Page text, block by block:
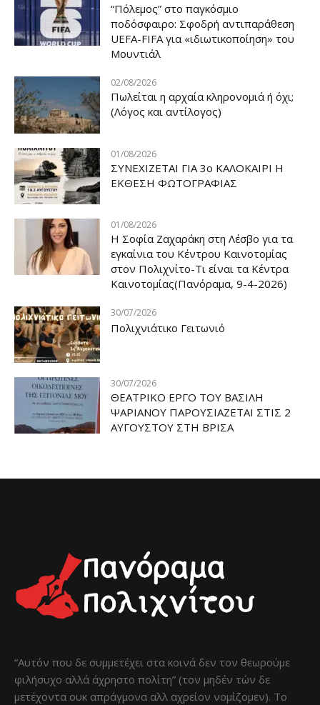
“Πόλεμος” στο παγκόσμιο
ποδόσφαιρο: Σφοδρή αντιπαράθεση
UEFA-FIFA για «ιδιωτικοποίηση» του
Μουντιάλ
02/08/2026
Πωλείται η αρχαία κληρονομιά ή όχι;
(Λόγος και αντίλογος)
01/08/2026
ΣΥΝΕΧΙΖΕΤΑΙ ΓΙΑ 3ο ΚΑΛΟΚΑΙΡΙ Η
ΕΚΘΕΣΗ ΦΩΤΟΓΡΑΦΙΑΣ
01/08/2026
Η Σοφία Ζαχαράκη στη Λέσβο για τα
εγκαίνια του Κέντρου Καινοτομίας
στον Πολιχνίτο-Τι είναι τα Κέντρα
Καινοτομίας(Πανόραμα, 9-4-2026)
30/07/2026
Πολιχνιάτικο Γειτωνιό
30/07/2026
ΘΕΑΤΡΙΚΟ ΕΡΓΟ ΤΟΥ ΒΑΣΙΛΗ
ΨΑΡΙΑΝΟΥ ΠΑΡΟΥΣΙΑΖΕΤΑΙ ΣΤΙΣ 2
ΑΥΓΟΥΣΤΟΥ ΣΤΗ ΒΡΙΣΑ
“Αυτόν που δε συμμετέχει στα κοινά δεν τον θεωρούμε
φιλήσυχο αλλά άχρηστο πολίτη” (τον μηδέν τών δε
μετέχοντα ουκ απράγμονα αλλ αχρείον νομίζομεν). Το